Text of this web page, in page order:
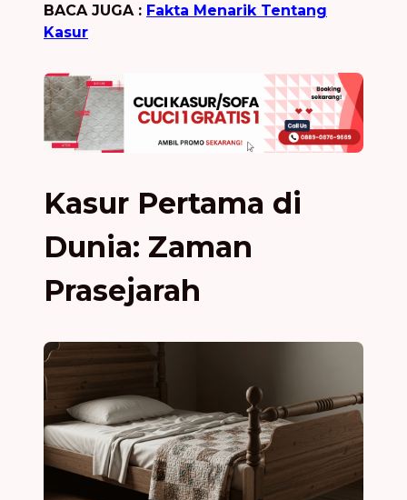
BACA JUGA : Fakta Menarik Tentang
Kasur
Kasur Pertama di
Dunia: Zaman
Prasejarah